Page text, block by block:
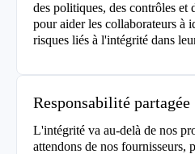
des politiques, des contrôles et
pour aider les collaborateurs à
risques liés à l'intégrité dans
Responsabilité partagée
L'intégrité va au-delà de nos
attendons de nos fournisseurs,